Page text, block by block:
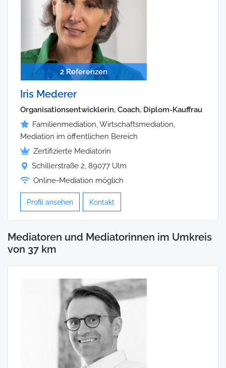
2 Referenzen
Iris Mederer
Organisationsentwicklerin, Coach, Diplom-Kauffrau
Familienmediation, Wirtschaftsmediation,
Mediation im öffentlichen Bereich
Zertifizierte Mediatorin
Schillerstraße 2, 89077 Ulm
Online-Mediation möglich
Profil ansehen Kontakt
Mediatoren und Mediatorinnen im Umkreis
von 37 km